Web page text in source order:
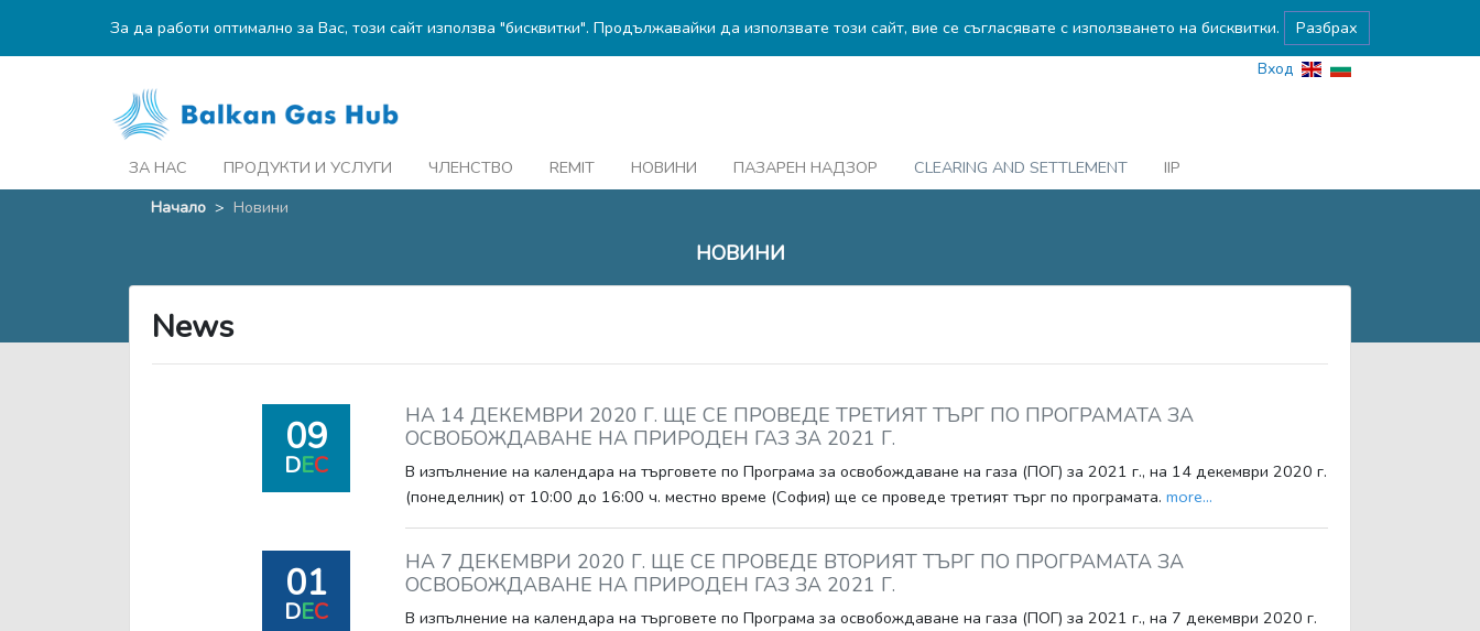
За да работи оптимално за Вас, този сайт използва "бисквитки". Продължавайки да използвате този сайт, вие се съгласявате с използването на бисквитки. Разбрах
Вход
ЗА НАС ПРОДУКТИ И УСЛУГИ ЧЛЕНСТВО REMIT НОВИНИ ПАЗАРЕН НАДЗОР CLEARING AND SETTLEMENT
IIP
Начало > Новини
НОВИНИ
News
09
DEC
НА 14 ДЕКЕМВРИ 2020 Г. ЩЕ СЕ ПРОВЕДЕ ТРЕТИЯТ ТЪРГ ПО ПРОГРАМАТА ЗА
ОСВОБОЖДАВАНЕ НА ПРИРОДЕН ГАЗ ЗА 2021 Г.
В изпълнение на календара на търговете по Програма за освобождаване на газа (ПОГ) за 2021 г., на 14 декември 2020 г.
(понеделник) от 10:00 до 16:00 ч. местно време (София) ще се проведе третият търг по програмата. more...
01
DEC
НА 7 ДЕКЕМВРИ 2020 Г. ЩЕ СЕ ПРОВЕДЕ ВТОРИЯТ ТЪРГ ПО ПРОГРАМАТА ЗА
ОСВОБОЖДАВАНЕ НА ПРИРОДЕН ГАЗ ЗА 2021 Г.
В изпълнение на календара на търговете по Програма за освобождаване на газа (ПОГ) за 2021 г., на 7 декември 2020 г.